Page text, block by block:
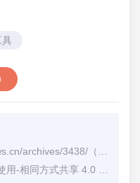
具
archives/3438/ （转载时请注明本文出处及文章链接）
共享 4.0 国际 (CC BY-NC-SA 4.0)